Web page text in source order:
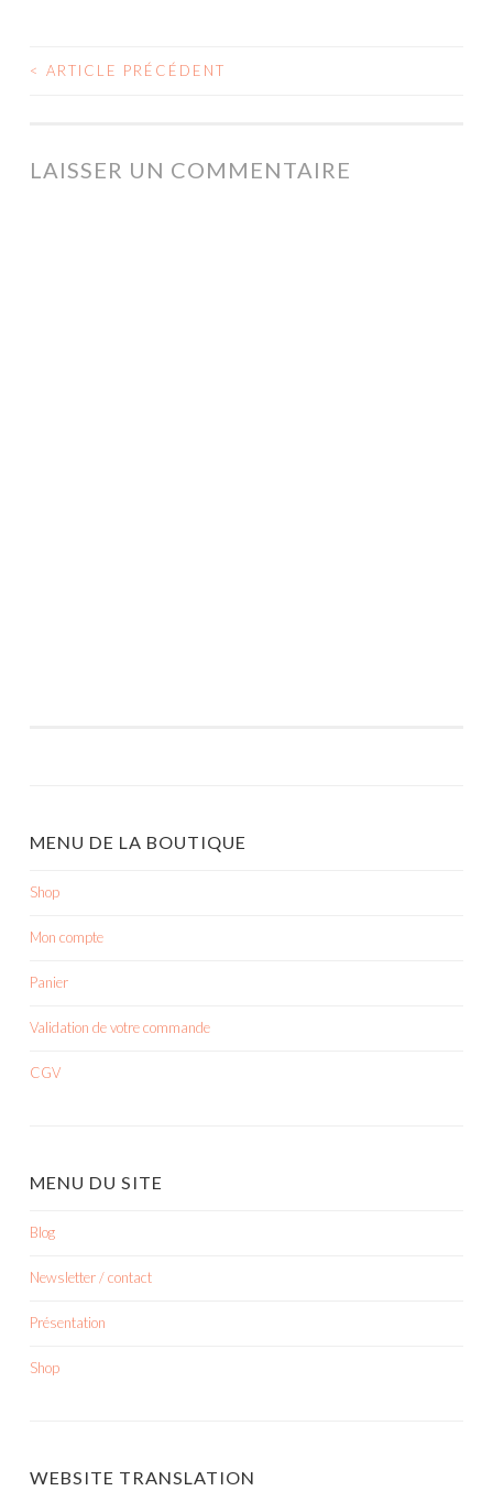
NAVIGATION
ARTICLES
< ARTICLE PRÉCÉDENT
LAISSER UN COMMENTAIRE
MENU DE LA BOUTIQUE
Shop
Mon compte
Panier
Validation de votre commande
CGV
MENU DU SITE
Blog
Newsletter / contact
Présentation
Shop
WEBSITE TRANSLATION